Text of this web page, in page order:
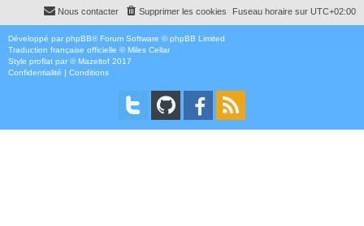
Fuseau horaire sur UTC+02:00
Supprimer les cookies
Nous contacter
Développé par phpBB® Forum Software © phpBB Limited
Traduction française officielle ©Miles Cellar
Style proflat par ©Mazeltof 2017
Confidentialité | Conditions